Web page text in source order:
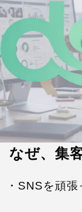
なぜ、集
・SNSを頑